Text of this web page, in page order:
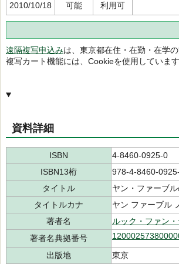
2010/10/18
可能 利用可
遠隔複写申込みは、東京都在住・在勤・在学
複写カート機能には、Cookieを使用していま
資料詳細
ISBN
4-8460-0925-0
ISBN13桁
978-4-8460-
タイトル
ヤン・ファーブ
タイトルカナ
ヤン ファーブル
著者名
ルック・ファン
著者名典拠番号
出版地
東京